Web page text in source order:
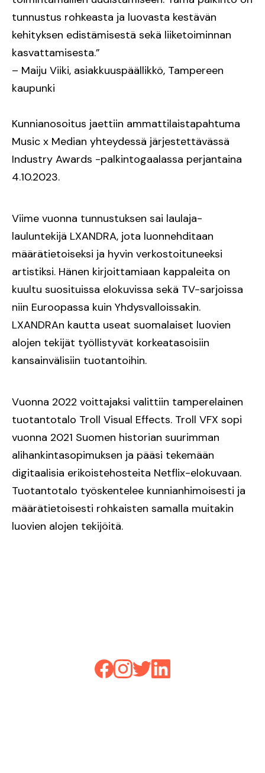
tunnustus rohkeasta ja luovasta kestävän
kehityksen edistämisestä sekä liiketoiminnan
kasvattamisesta.”
– Maiju Viiki, asiakkuuspäällikkö, Tampereen
kaupunki
Kunnianosoitus jaettiin ammattilaistapahtuma
Music x Median yhteydessä järjestettävässä
Industry Awards -palkintogaalassa perjantaina
4.10.2023.
Viime vuonna tunnustuksen sai laulaja-
lauluntekijä LXANDRA, jota luonnehditaan
määrätietoiseksi ja hyvin verkostoituneeksi
artistiksi. Hänen kirjoittamiaan kappaleita on
kuultu suosituissa elokuvissa sekä TV-sarjoissa
niin Euroopassa kuin Yhdysvalloissakin.
LXANDRAn kautta useat suomalaiset luovien
alojen tekijät työllistyvät korkeatasoisiin
kansainvälisiin tuotantoihin.
Vuonna 2022 voittajaksi valittiin tamperelainen
tuotantotalo Troll Visual Effects. Troll VFX sopi
vuonna 2021 Suomen historian suurimman
alihankintasopimuksen ja pääsi tekemään
digitaalisia erikoistehosteita Netflix-elokuvaan.
Tuotantotalo työskentelee kunnianhimoisesti ja
määrätietoisesti rohkaisten samalla muitakin
luovien alojen tekijöitä.